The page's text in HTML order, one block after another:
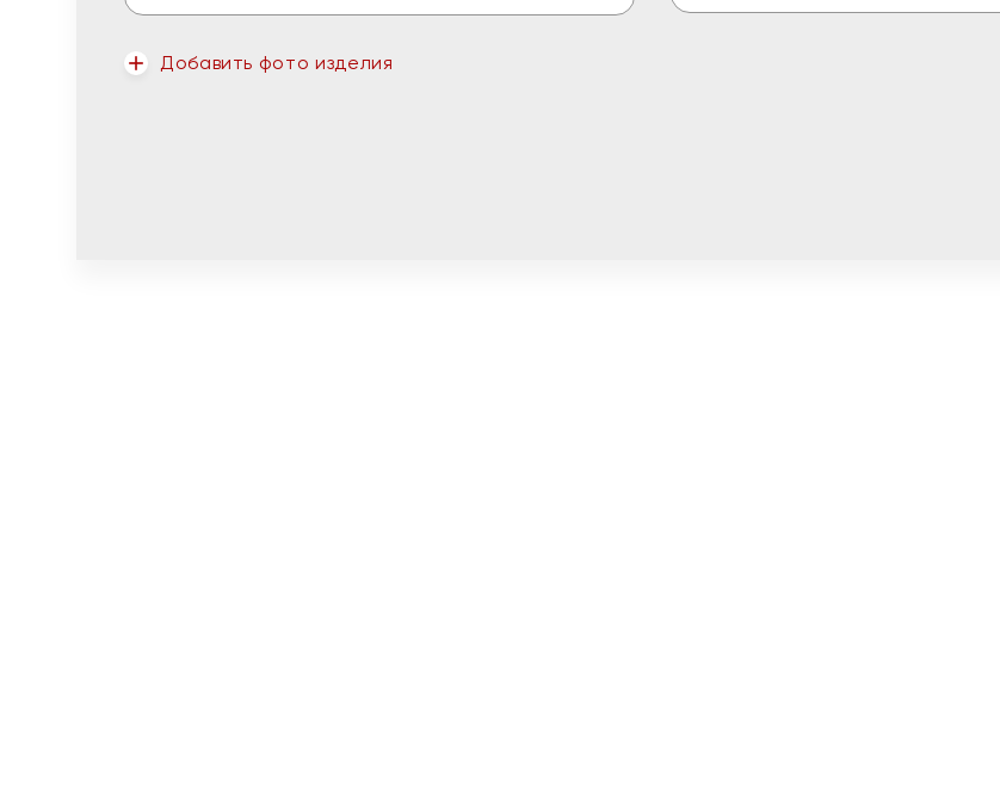
Добавить фото изделия